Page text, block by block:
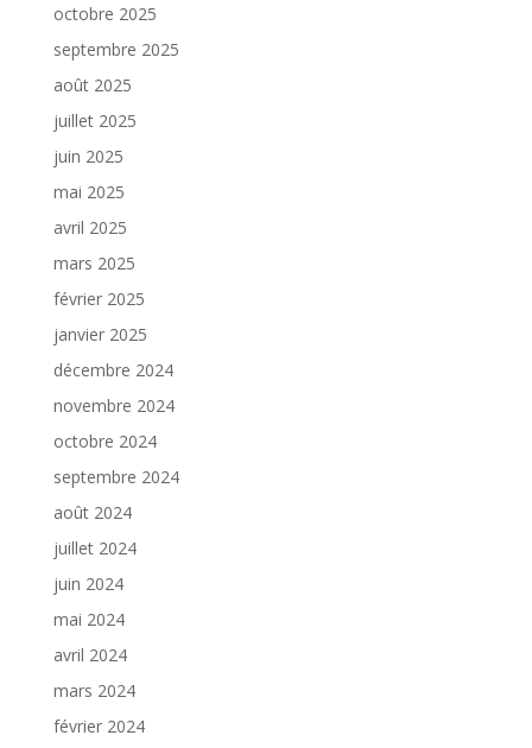
octobre 2025
septembre 2025
août 2025
juillet 2025
juin 2025
mai 2025
avril 2025
mars 2025
février 2025
janvier 2025
décembre 2024
novembre 2024
octobre 2024
septembre 2024
août 2024
juillet 2024
juin 2024
mai 2024
avril 2024
mars 2024
février 2024